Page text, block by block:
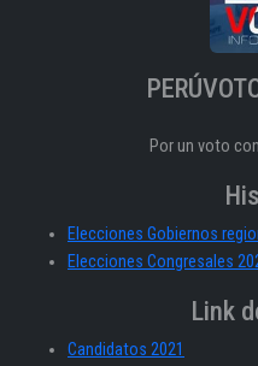
Por un voto
Elecciones Gobiernos
Elecciones Congresales
Link
Candidatos 2021